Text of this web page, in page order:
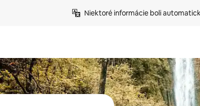
Niektoré informácie boli